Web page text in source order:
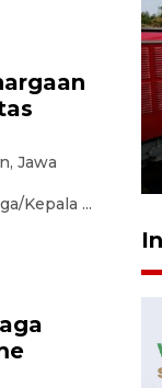
Jawa
Kepala ...